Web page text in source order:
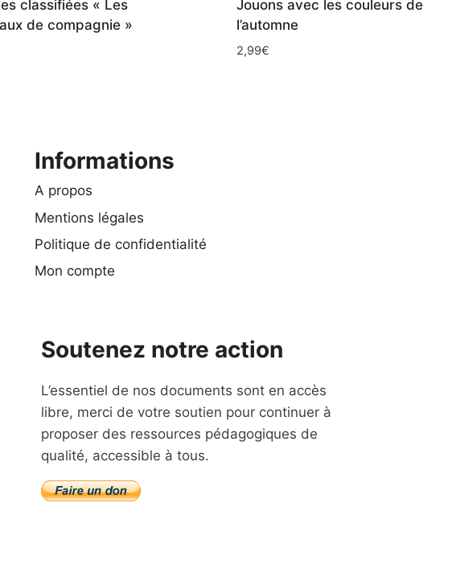
classifiées « Les
de compagnie »
Jouons avec les couleurs de
l’automne
2,99€
Informations
A propos
Mentions légales
Politique de confidentialité
Mon compte
Soutenez notre action
L’essentiel de nos documents sont en accès
libre, merci de votre soutien pour continuer à
proposer des ressources pédagogiques de
qualité, accessible à tous.